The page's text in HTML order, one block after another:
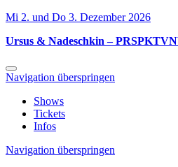
Mi 2. und Do 3. Dezember 2026
Ursus & Nadeschkin –
Navigation überspringen
Shows
Tickets
Infos
Navigation überspringen